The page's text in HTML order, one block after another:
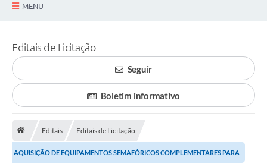
MENU
Secretarias
Legislação
Atos Municipais
Transparência
CIPA 2026-2027
Editais de Licitação
Seguir
Boletim informativo
Editais Editais de Licitação
AQUISIÇÃO DE EQUIPAMENTOS SEMAFÓRICOS COMPLEMENTARES PARA